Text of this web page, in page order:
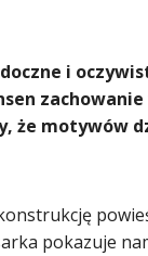
i
że motywów
pokazuje